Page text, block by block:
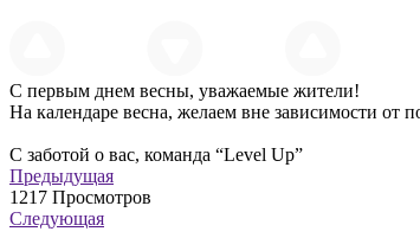
С первым днем весны, уважаемые жители!
На календаре весна, желаем вне зависимости от
С заботой о вас, команда “Level Up”
Предыдущая
1217 Просмотров
Следующая